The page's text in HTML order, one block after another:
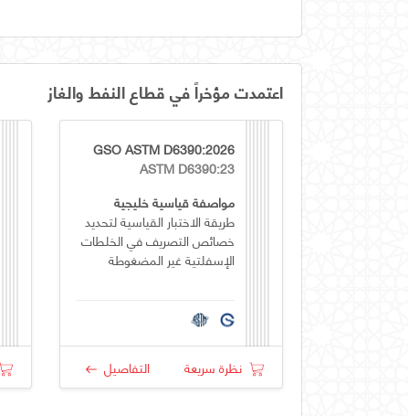
اعتمدت مؤخراً في قطاع النفط والغاز
GSO ASTM D6390:2026
ASTM D6390:23
مواصفة قياسية خليجية
طريقة الاختبار القياسية لتحديد
خصائص التصريف في الخلطات
الإسفلتية غير المضغوطة
نظرة سريعة التفاصيل